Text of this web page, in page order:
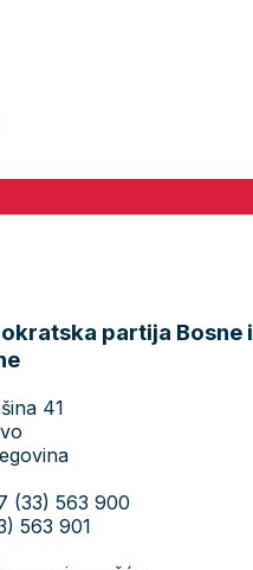
partija Bosne i
41
(33) 563 900
563 901